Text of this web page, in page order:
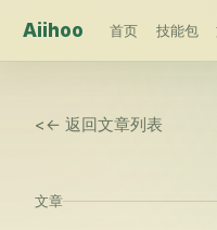
Aiihoo 首页 技能包
<← 返回文章列表
文章